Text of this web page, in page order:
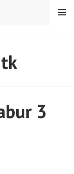
MENU
3